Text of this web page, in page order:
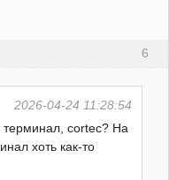
6
2026-04-24 11:28:54
терминал, cortec? На
хоть как-то